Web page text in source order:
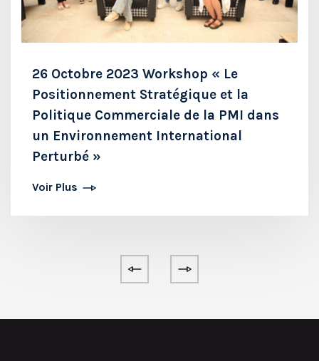
26 Octobre 2023 Workshop « Le
Positionnement Stratégique et la
Politique Commerciale de la PMI dans
un Environnement International
Perturbé »
Voir Plus